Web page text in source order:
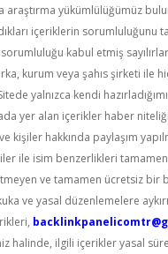
araştırma yükümlülüğümüz
içeriklerin sorumluluğunu
kabul etmiş
kurum veya şahıs şirketi ile
yalnızca kendi
yer alan içerikler haber
kişiler hakkında paylaşım
ile isim benzerlikleri
ve tamamen ücretsiz bir
ve yasal düzenlemelere
halinde, ilgili içerikler yasal